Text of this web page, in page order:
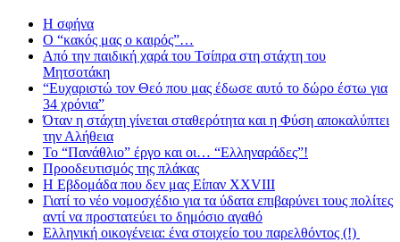
Η σφήνα
Ο “κακός μας ο καιρός”…
Από την παιδική χαρά του Τσίπρα στη στάχτη του
Μητσοτάκη
“Ευχαριστώ τον Θεό που μας έδωσε αυτό το δώρο έστω για
34 χρόνια”
Όταν η στάχτη γίνεται σταθερότητα και η Φύση αποκαλύπτει
την Αλήθεια
Το “Πανάθλιο” έργο και οι… “Ελληναράδες”!
Προοδευτισμός της πλάκας
Η Εβδομάδα που δεν μας Είπαν XXVIII
Γιατί το νέο νομοσχέδιο για τα ύδατα επιβαρύνει τους πολίτες
αντί να προστατεύει το δημόσιο αγαθό
Ελληνική οικογένεια: ένα στοιχείο του παρελθόντος (!)